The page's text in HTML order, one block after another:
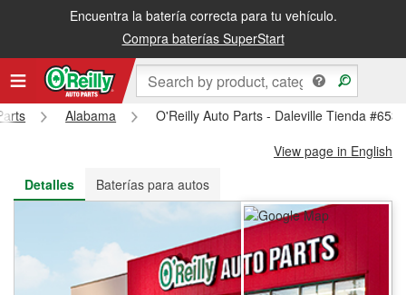
Encuentra la batería correcta para tu vehículo.
Compra baterías SuperStart
Recibe tu orden gratis al día siguiente o recógela en la tienda
Alabama
O'Reilly Auto Parts - Daleville Tienda #6533
View page in English
Detalles
Baterías para autos